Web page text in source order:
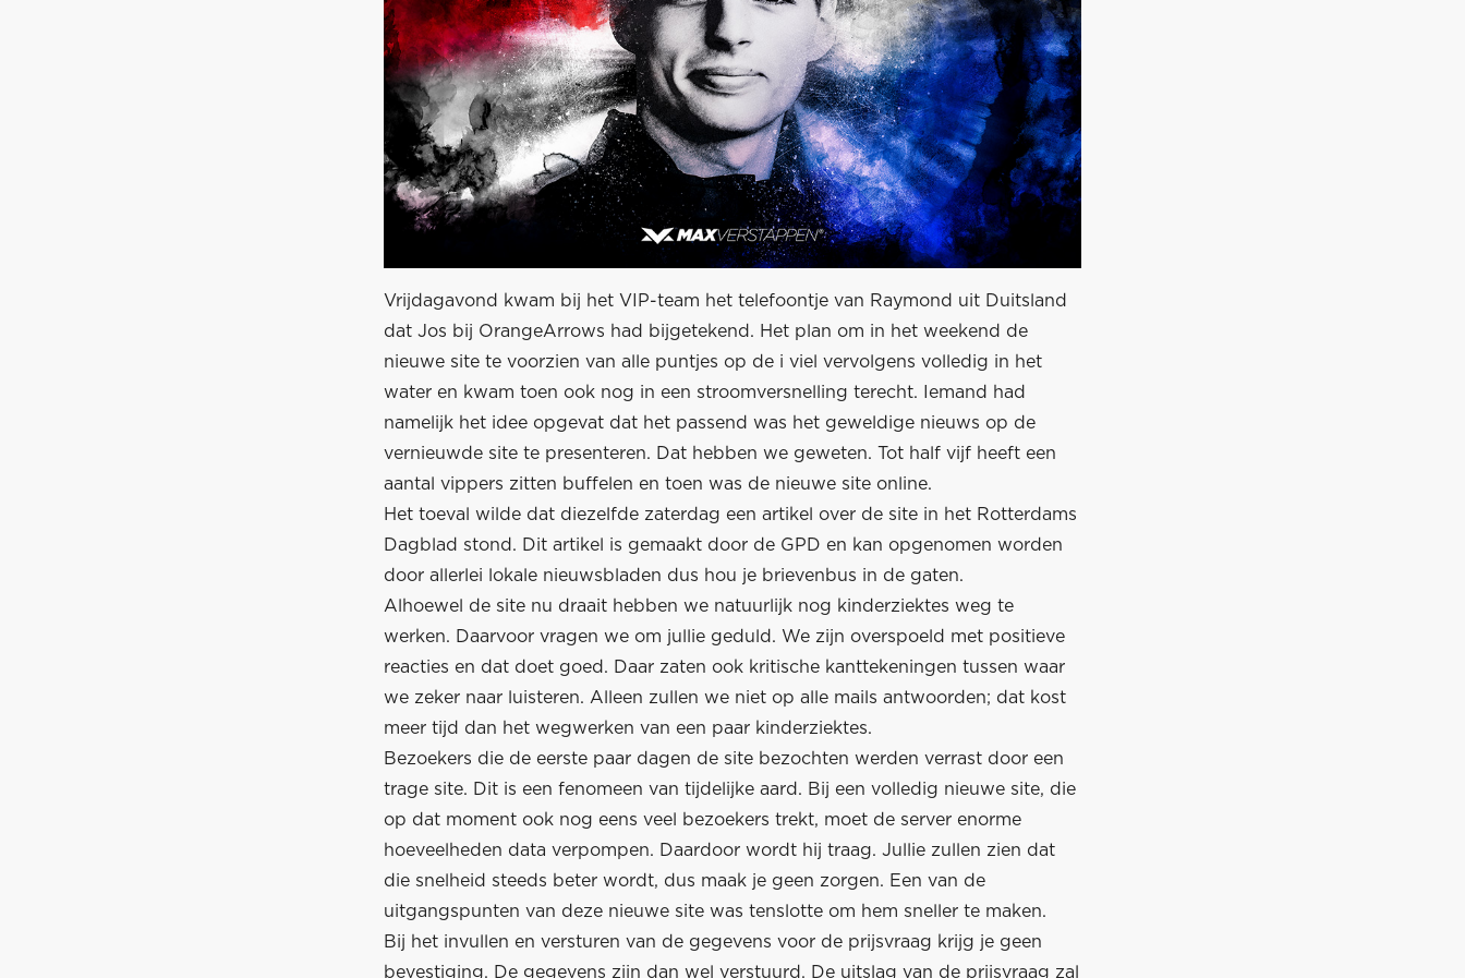
Vrijdagavond kwam bij het VIP-team het telefoontje van Raymond uit Duitsland
dat Jos bij OrangeArrows had bijgetekend. Het plan om in het weekend de
nieuwe site te voorzien van alle puntjes op de i viel vervolgens volledig in het
water en kwam toen ook nog in een stroomversnelling terecht. Iemand had
namelijk het idee opgevat dat het passend was het geweldige nieuws op de
vernieuwde site te presenteren. Dat hebben we geweten. Tot half vijf heeft een
aantal vippers zitten buffelen en toen was de nieuwe site online.
Het toeval wilde dat diezelfde zaterdag een artikel over de site in het Rotterdams
Dagblad stond. Dit artikel is gemaakt door de GPD en kan opgenomen worden
door allerlei lokale nieuwsbladen dus hou je brievenbus in de gaten.
Alhoewel de site nu draait hebben we natuurlijk nog kinderziektes weg te
werken. Daarvoor vragen we om jullie geduld. We zijn overspoeld met positieve
reacties en dat doet goed. Daar zaten ook kritische kanttekeningen tussen waar
we zeker naar luisteren. Alleen zullen we niet op alle mails antwoorden; dat kost
meer tijd dan het wegwerken van een paar kinderziektes.
Bezoekers die de eerste paar dagen de site bezochten werden verrast door een
trage site. Dit is een fenomeen van tijdelijke aard. Bij een volledig nieuwe site, die
op dat moment ook nog eens veel bezoekers trekt, moet de server enorme
hoeveelheden data verpompen. Daardoor wordt hij traag. Jullie zullen zien dat
die snelheid steeds beter wordt, dus maak je geen zorgen. Een van de
uitgangspunten van deze nieuwe site was tenslotte om hem sneller te maken.
Bij het invullen en versturen van de gegevens voor de prijsvraag krijg je geen
bevestiging. De gegevens zijn dan wel verstuurd. De uitslag van de prijsvraag zal